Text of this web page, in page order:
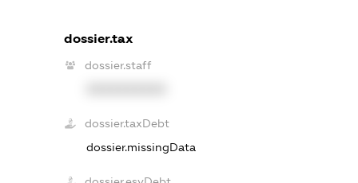
dossier.tax
dossier.staff
dossier.taxDebt
dossier.missingData